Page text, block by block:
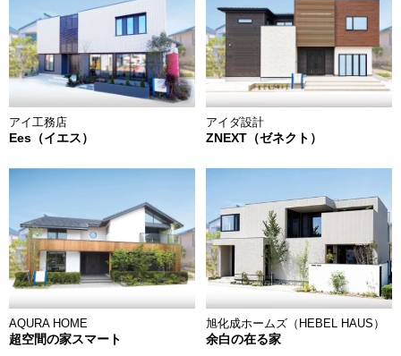
アイ工務店
Ees（イエス）
アイダ設計
ZNEXT（ゼネクト）
AQURA HOME
超空間の家スマート
旭化成ホームズ（HEBEL HAUS）
余白の在る家